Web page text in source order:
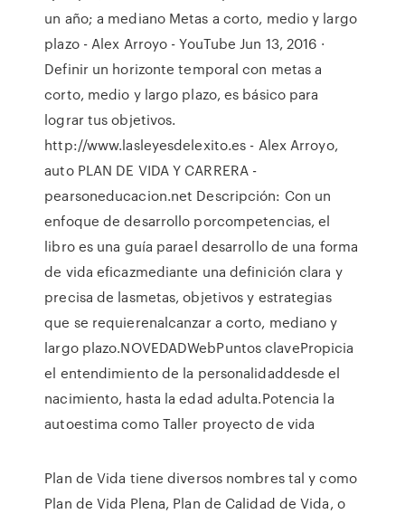
un año; a mediano Metas a corto, medio y largo
plazo - Alex Arroyo - YouTube Jun 13, 2016 ·
Definir un horizonte temporal con metas a
corto, medio y largo plazo, es básico para
lograr tus objetivos.
http://www.lasleyesdelexito.es - Alex Arroyo,
auto PLAN DE VIDA Y CARRERA -
pearsoneducacion.net Descripción: Con un
enfoque de desarrollo porcompetencias, el
libro es una guía parael desarrollo de una forma
de vida eficazmediante una definición clara y
precisa de lasmetas, objetivos y estrategias
que se requierenalcanzar a corto, mediano y
largo plazo.NOVEDADWebPuntos clavePropicia
el entendimiento de la personalidaddesde el
nacimiento, hasta la edad adulta.Potencia la
autoestima como Taller proyecto de vida
Plan de Vida tiene diversos nombres tal y como
Plan de Vida Plena, Plan de Calidad de Vida, o